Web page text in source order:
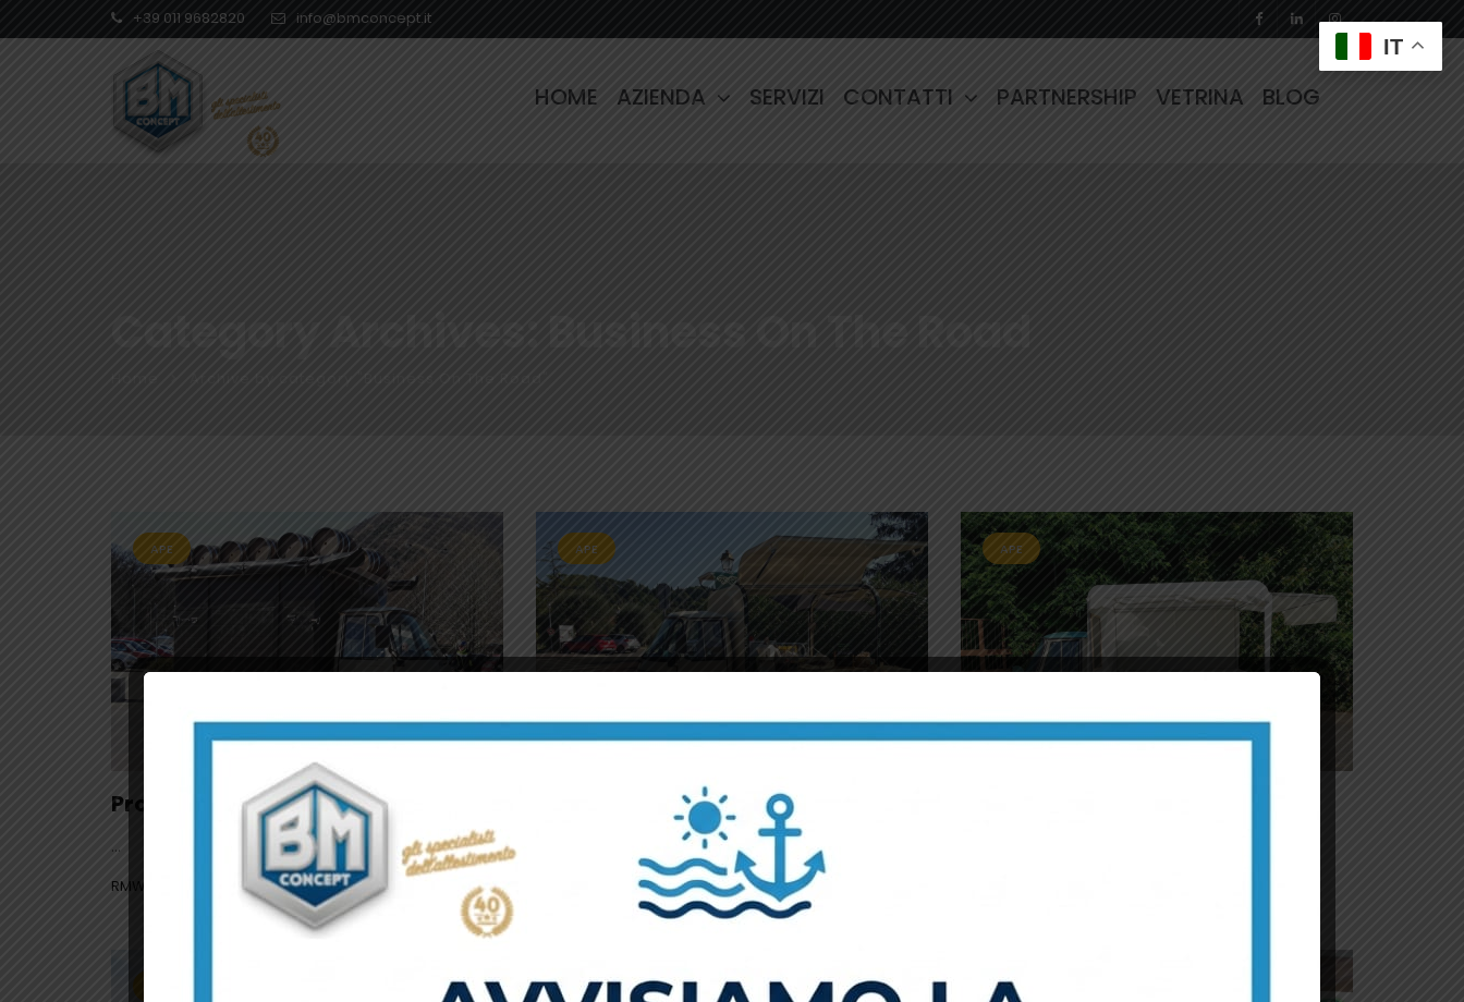
+39 011 9682820 info@bmconcept.it
HOME AZIENDA SERVIZI CONTATTI PARTNERSHIP VETRINA BLOG
APE
Progetto
...
RMWEB MAGGIO 20, 2024
APE APE
APE APE
IT